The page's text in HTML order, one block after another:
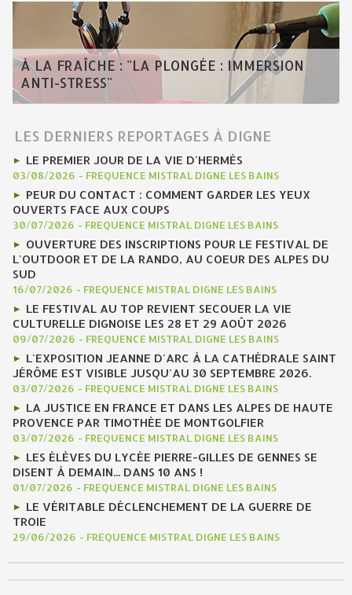
À LA FRAÎCHE : "LA PLONGÉE : IMMERSION
ANTI-STRESS"
LES DERNIERS REPORTAGES À DIGNE
LE PREMIER JOUR DE LA VIE D'HERMÈS
03/08/2026 - FREQUENCE MISTRAL DIGNE LES BAINS
PEUR DU CONTACT : COMMENT GARDER LES YEUX
OUVERTS FACE AUX COUPS
30/07/2026 - FREQUENCE MISTRAL DIGNE LES BAINS
OUVERTURE DES INSCRIPTIONS POUR LE FESTIVAL DE
L'OUTDOOR ET DE LA RANDO, AU COEUR DES ALPES DU
SUD
16/07/2026 - FREQUENCE MISTRAL DIGNE LES BAINS
LE FESTIVAL AU TOP REVIENT SECOUER LA VIE
CULTURELLE DIGNOISE LES 28 ET 29 AOÛT 2026
09/07/2026 - FREQUENCE MISTRAL DIGNE LES BAINS
L'EXPOSITION JEANNE D'ARC À LA CATHÉDRALE SAINT
JÉRÔME EST VISIBLE JUSQU'AU 30 SEPTEMBRE 2026.
03/07/2026 - FREQUENCE MISTRAL DIGNE LES BAINS
LA JUSTICE EN FRANCE ET DANS LES ALPES DE HAUTE
PROVENCE PAR TIMOTHÉE DE MONTGOLFIER
03/07/2026 - FREQUENCE MISTRAL DIGNE LES BAINS
LES ÉLÈVES DU LYCÉE PIERRE-GILLES DE GENNES SE
DISENT À DEMAIN... DANS 10 ANS !
01/07/2026 - FREQUENCE MISTRAL DIGNE LES BAINS
LE VÉRITABLE DÉCLENCHEMENT DE LA GUERRE DE
TROIE
29/06/2026 - FREQUENCE MISTRAL DIGNE LES BAINS